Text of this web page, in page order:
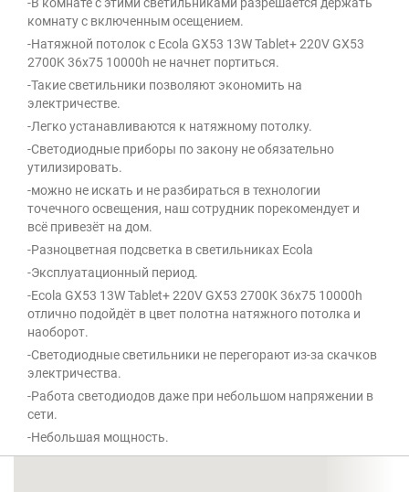
-В комнате с этими светильниками разрешается держать
комнату с включенным осещением.
-Натяжной потолок с Ecola GX53 13W Tablet+ 220V GX53
2700K 36x75 10000h не начнет портиться.
-Такие светильники позволяют экономить на
электричестве.
-Легко устанавливаются к натяжному потолку.
-Светодиодные приборы по закону не обязательно
утилизировать.
-можно не искать и не разбираться в технологии
точечного освещения, наш сотрудник порекомендует и
всё привезёт на дом.
-Разноцветная подсветка в светильниках Ecola
-Эксплуатационный период.
-Ecola GX53 13W Tablet+ 220V GX53 2700K 36x75 10000h
отлично подойдёт в цвет полотна натяжного потолка и
наоборот.
-Светодиодные светильники не перегорают из-за скачков
электричества.
-Работа светодиодов даже при небольшом напряжении в
сети.
-Небольшая мощность.